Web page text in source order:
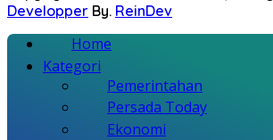
Developper By. ReinDev
Home
Kategori
Pemerintahan
Persada Today
Ekonomi